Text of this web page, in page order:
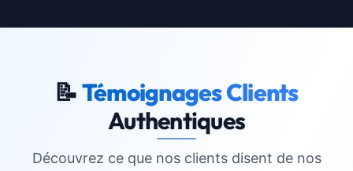
📝Témoignages Clients
Authentiques
Découvrez ce que nos clients disent de nos